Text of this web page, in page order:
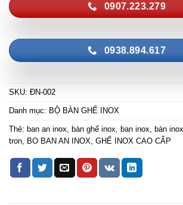
0907.223.279
0938.894.617
SKU: ĐN-002
Danh mục: BỘ BÀN GHẾ INOX
Thẻ: ban an inox bàn ghế inox ban inox bàn
tron
BO BAN AN INOX GHẾ INOX CAO CẤP